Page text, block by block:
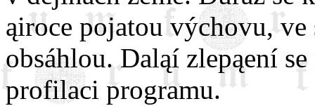
ąiroce pojatou výchovu,
obsáhlou. Daląí zlepąení
profilaci programu.